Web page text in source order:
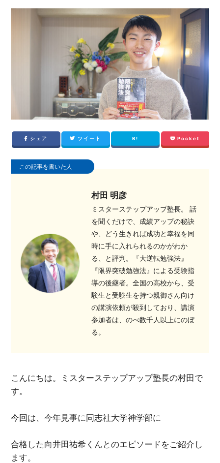
シェア ツイート B! Pocket
この記事を書いた人
村田 明彦
ミスターステップアップ塾長。 話
を聞くだけで、成績アップの秘訣
や、どう生きれば成功と幸福を同
時に手に入れられるのかがわか
る、と評判。『大逆転勉強法』
『限界突破勉強法』による受験指
導の後継者。全国の高校から、受
験生と受験生を持つ親御さん向け
の講演依頼が殺到しており、講演
参加者は、のべ数千人以上にのぼ
る。
こんにちは。ミスターステップアップ塾長の村田で
す。
今回は、今年見事に同志社大学神学部に
合格した向井田祐希くんとのエピソードをご紹介し
ます。